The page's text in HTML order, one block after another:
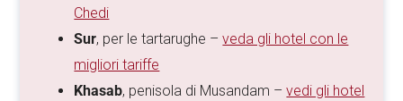
Chedi
Sur, per le tartarughe –veda gli hotel con le
migliori tariffe
Khasab, penisola di Musandam –vedi gli hotel